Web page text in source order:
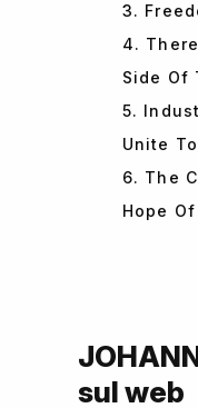
3.
4.
Side Of
5.
Unite
6. The
Hope
sul web